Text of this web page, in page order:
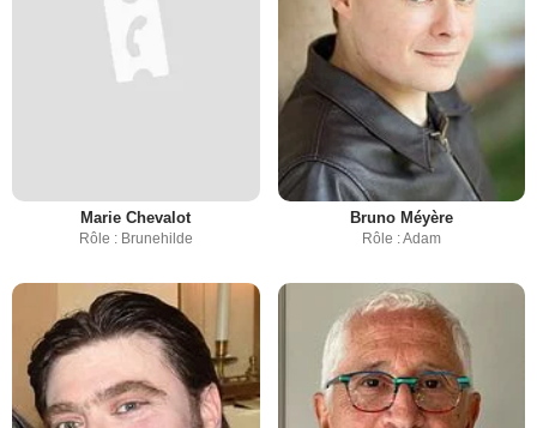
Marie Chevalot
Rôle : Brunehilde
Bruno Méyère
Rôle : Adam